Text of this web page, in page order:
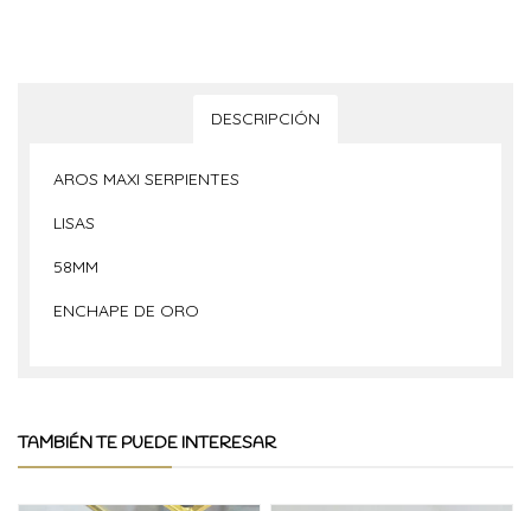
DESCRIPCIÓN
AROS MAXI SERPIENTES
LISAS
58MM
ENCHAPE DE ORO
TAMBIÉN TE PUEDE INTERESAR